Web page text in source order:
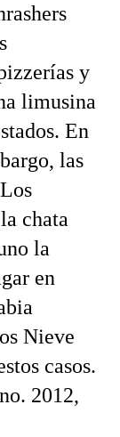
y
limusina
En
las
chata
la
en
Nieve
casos.
2012,